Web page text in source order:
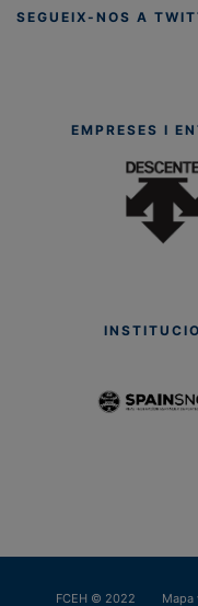
SEGUEIX-NOS A
EMPRESES I
FCEH © 2022 Mapa